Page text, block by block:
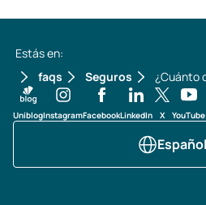
Estás en:
faqs
Seguros ¿Cuánto
UniblogInstagramFacebookLinkedIn X YouTube
Español